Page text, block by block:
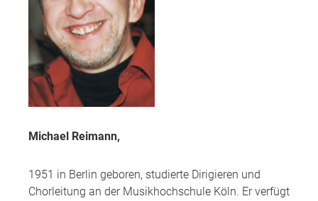
Michael Reimann,
1951 in Berlin geboren, studierte Dirigieren und
Chorleitung an der Musikhochschule Köln. Er verfügt